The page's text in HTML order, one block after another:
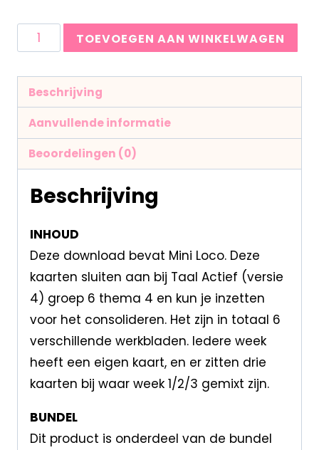
TOEVOEGEN AAN WINKELWAGEN
Beschrijving
Aanvullende informatie
Beoordelingen (0)
Beschrijving
INHOUD
Deze download bevat Mini Loco. Deze
kaarten sluiten aan bij Taal Actief (versie
4) groep 6 thema 4 en kun je inzetten
voor het consolideren. Het zijn in totaal 6
verschillende werkbladen. Iedere week
heeft een eigen kaart, en er zitten drie
kaarten bij waar week 1/2/3 gemixt zijn.
BUNDEL
Dit product is onderdeel van de bundel